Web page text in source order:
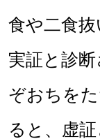
食や二食
実証と診
ぞおちを
ると、虚